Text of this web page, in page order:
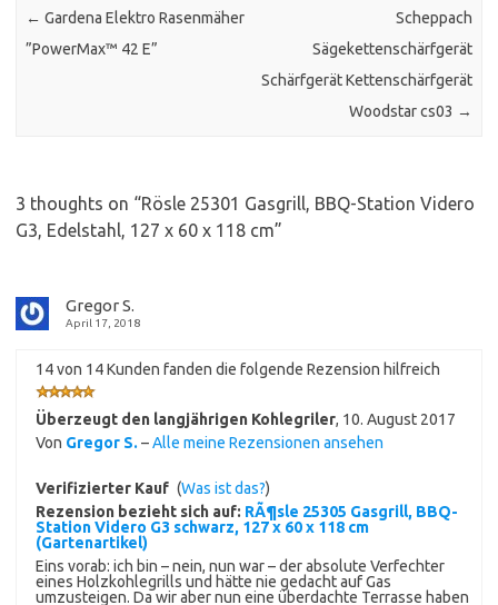
← Gardena Elektro Rasenmäher
”PowerMax™ 42 E”
Scheppach
Sägekettenschärfgerät
Schärfgerät Kettenschärfgerät
Woodstar cs03 →
3 thoughts on “Rösle 25301 Gasgrill, BBQ-Station Videro
G3, Edelstahl, 127 x 60 x 118 cm”
Gregor S.
April 17, 2018
14 von 14 Kunden fanden die folgende Rezension hilfreich
Überzeugt den langjährigen Kohlegriler, 10. August 2017
Von Gregor S. –Alle meine Rezensionen ansehen
Verifizierter Kauf (Was ist das?)
Rezension bezieht sich auf: RÃ¶sle 25305 Gasgrill, BBQ-
Station Videro G3 schwarz, 127 x 60 x 118 cm
(Gartenartikel)
Eins vorab: ich bin – nein, nun war – der absolute Verfechter
eines Holzkohlegrills und hätte nie gedacht auf Gas
umzusteigen. Da wir aber nun eine überdachte Terrasse haben